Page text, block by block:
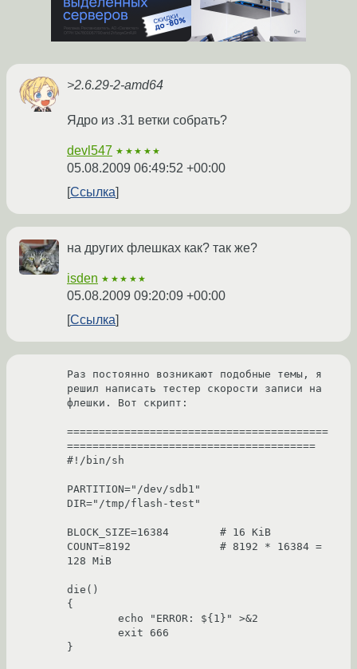
>2.6.29-2-amd64
Ядро из .31 ветки собрать?
devl547 ★★★★★
05.08.2009 06:49:52 +00:00
Ссылка
на других флешках как? так же?
isden ★★★★★
05.08.2009 09:20:09 +00:00
Ссылка
Раз постоянно возникают подобные темы, я
решил написать тестер скорости записи на
флешки. Вот скрипт:
=========================================
=======================================
#!/bin/sh
PARTITION="/dev/sdb1"
DIR="/tmp/flash-test"
BLOCK_SIZE=16384	# 16 KiB
COUNT=8192		# 8192 * 16384 =
128 MiB
die()
{
}